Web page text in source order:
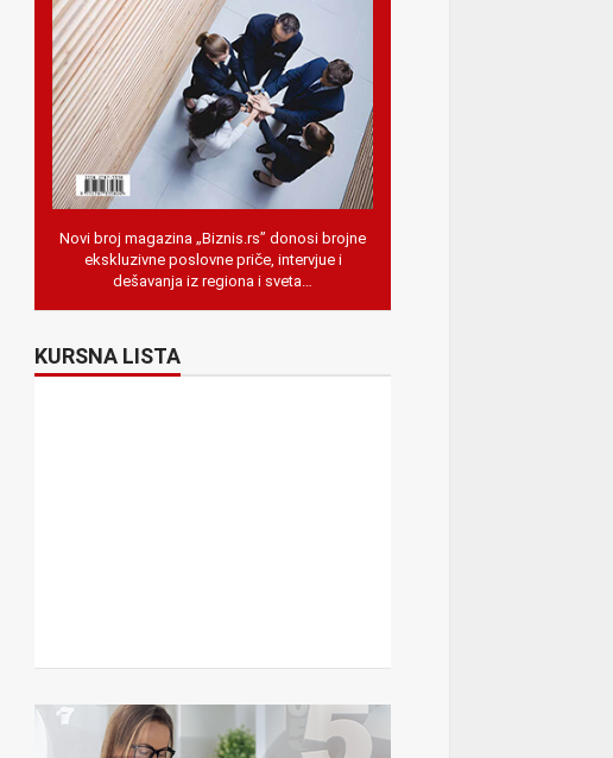
Novi broj magazina „Biznis.rs” donosi brojne
ekskluzivne poslovne priče, intervjue i
dešavanja iz regiona i sveta…
KURSNA LISTA